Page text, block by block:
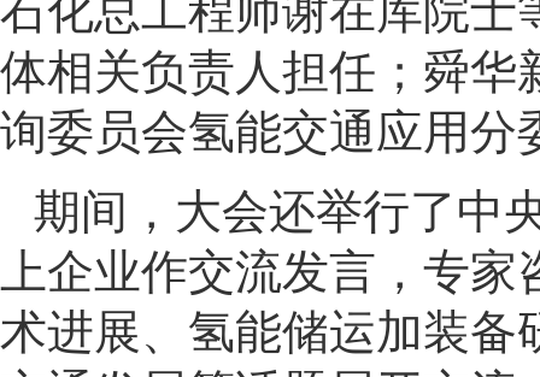
石化总工程师谢在库院士
体相关负责人担任； 舜华
询委员会氢能交通应用分
期间，大会还举行了中
上企业作交流发言，专
术进展、氢能储运加装备